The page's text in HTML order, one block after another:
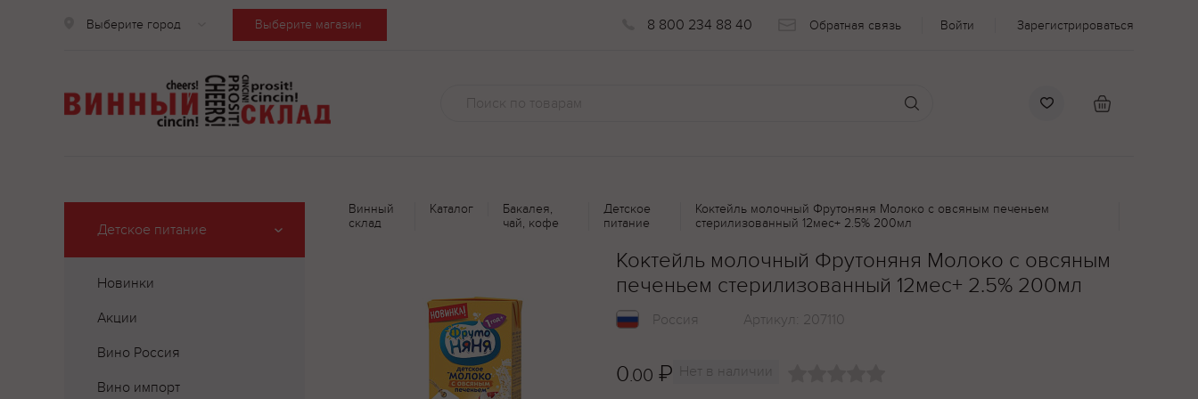
Выберите город Выберите магазин 8 800 234 88 40 Обратная связь Войти Зарегистрироваться
Детское питание
Новинки
Акции
Вино Россия
Вино импорт
Винный
склад
Каталог
Бакалея,
чай, кофе
Детское
питание
Коктейль молочный Фрутоняня Молоко с овсяным печеньем
стерилизованный 12мес+ 2.5% 200мл
Коктейль молочный Фрутоняня Молоко с овсяным
печеньем стерилизованный 12мес+ 2.5% 200мл
Россия Артикул: 207110
0.00 ₽ Нет в наличии